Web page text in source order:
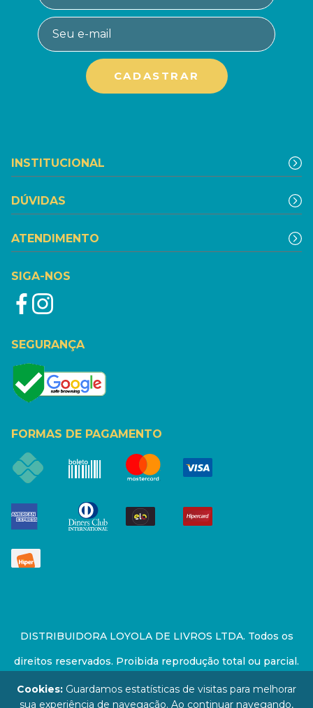
INSTITUCIONAL
DÚVIDAS
ATENDIMENTO
SIGA-NOS
SEGURANÇA
FORMAS DE PAGAMENTO
DISTRIBUIDORA LOYOLA DE LIVROS LTDA. Todos os
direitos reservados. Proibida reprodução total ou parcial.
Preços e estoque sujeito a alterações sem aviso prévio.
Cookies: Guardamos estatísticas de visitas para melhorar
sua experiência de navegação. Ao continuar navegando,